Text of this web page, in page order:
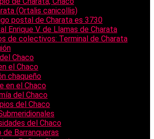
(Ortalis canicollis)
postal de Charata es 3730
Enrique V. de Llamas de Charata
de colectivos: Terminal de Charata
Chaco
el Chaco
chaqueño
en el Chaco
del Chaco
del Chaco
del Chaco
de Barranqueras